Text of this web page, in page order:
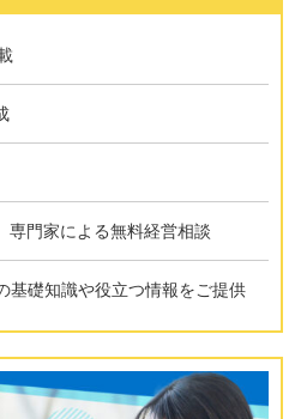
専門家による無料経営相談
基礎知識や役立つ情報をご提供